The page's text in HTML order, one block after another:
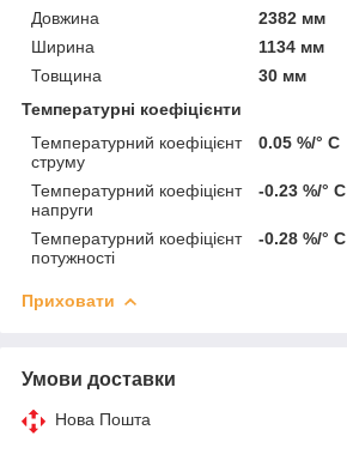
Довжина
2382 мм
Ширина
1134 мм
Товщина
30 мм
Температурні коефіцієнти
Температурний коефіцієнт
струму
0.05 %/° С
Температурний коефіцієнт
напруги
-0.23 %/° С
Температурний коефіцієнт
потужності
-0.28 %/° С
Приховати
Умови доставки
Нова Пошта